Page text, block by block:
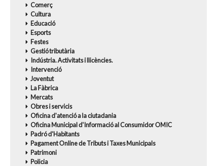
Comerç
Cultura
Educació
Esports
Festes
Gestió tributària
Indústria. Activitats i llicències.
Intervenció
Joventut
La Fàbrica
Mercats
Obres i servicis
Oficina d'atenció a la ciutadania
Oficina Municipal d'Informació al Consumidor OMIC
Padró d'Habitants
Pagament Online de Tributs i Taxes Municipals
Patrimoni
Policia